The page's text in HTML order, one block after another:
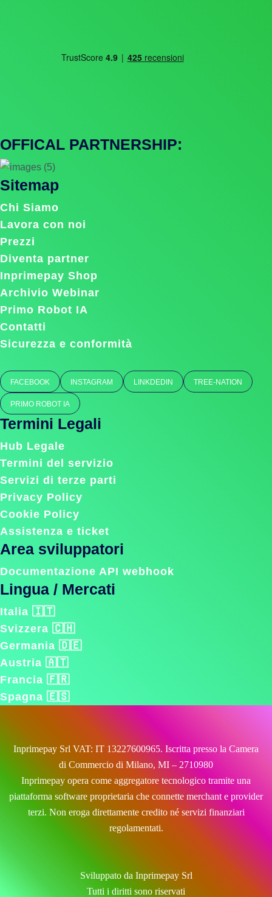
OFFICAL PARTNERSHIP:
Sitemap
Chi Siamo
Lavora con noi
Prezzi
Diventa partner
Inprimepay Shop
Archivio Webinar
Primo Robot IA
Contatti
Sicurezza e conformità
FACEBOOK INSTAGRAM LINKDEDIN TREE-NATION
PRIMO ROBOT IA
Termini Legali
Hub Legale
Termini del servizio
Servizi di terze parti
Privacy Policy
Cookie Policy
Assistenza e ticket
Area sviluppatori
Documentazione API webhook
Lingua / Mercati
Italia 🇮🇹
Svizzera 🇨🇭
Germania 🇩🇪
Austria 🇦🇹
Francia 🇫🇷
Spagna 🇪🇸
Inprimepay Srl VAT: IT 13227600965. Iscritta presso la Camera
di Commercio di Milano, MI – 2710980
Inprimepay opera come aggregatore tecnologico tramite una
piattaforma software proprietaria che connette merchant e provider
terzi. Non eroga direttamente credito né servizi finanziari
regolamentati.
Sviluppato da Inprimepay Srl
Tutti i diritti sono riservati